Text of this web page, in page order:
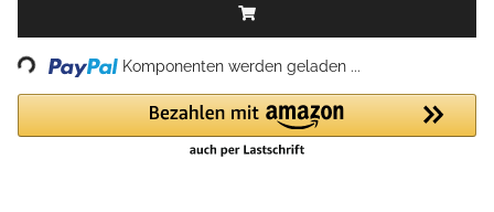
Loading... Komponenten werden geladen ...